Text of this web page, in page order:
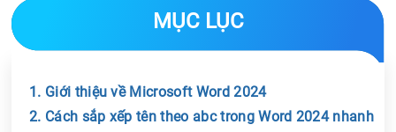
MỤC LỤC
1. Giới thiệu về Microsoft Word 2024
2. Cách sắp xếp tên theo abc trong Word 2024 nhanh